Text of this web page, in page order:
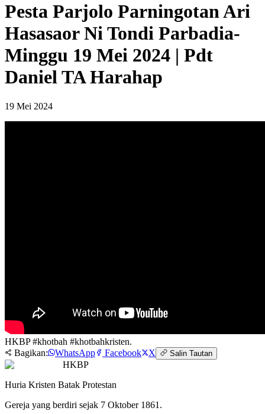
Pesta Parjolo Parningotan Ari
Hasasaor Ni Tondi Parbadia-
Minggu 19 Mei 2024 | Pdt
Daniel TA Harahap
19 Mei 2024
HKBP #khotbah #khotbahkristen.
Bagikan:
WhatsApp Facebook X Salin Tautan
HKBP
Huria Kristen Batak Protestan
Gereja yang berdiri sejak 7 Oktober 1861.